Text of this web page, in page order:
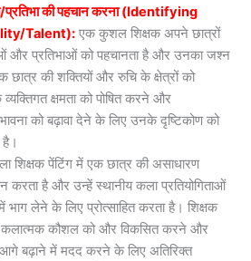
प्रतिभा की पहचान करना (Identifying
Talent): एक कुशल शिक्षक अपने छात्रों
और प्रतिभाओं को पहचानता है और उनका जश्न
छात्र की शक्तियों और रुचि के क्षेत्रों को
क्षमता को पोषित करने और
को बढ़ावा देने के लिए उनके दृष्टिकोण को
शिक्षक पेंटिंग में एक छात्र की असाधारण
करता है और उन्हें स्थानीय कला प्रतियोगिताओं
भाग लेने के लिए प्रोत्साहित करता है। शिक्षक
कलात्मक कौशल को और विकसित करने और
बढ़ाने में मदद करने के लिए अतिरिक्त